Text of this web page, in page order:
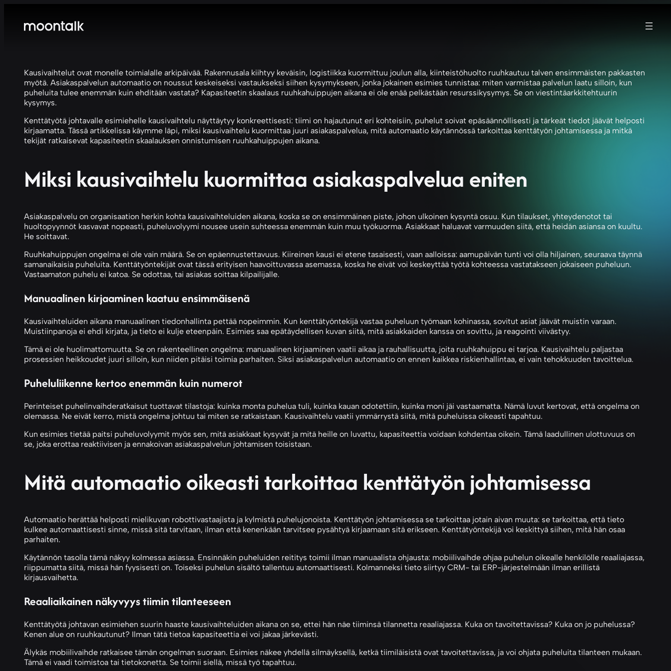
Kausivaihtelut ovat monelle toimialalle arkipäivää. Rakennusala kiihtyy keväisin, logistiikka kuormittuu joulun alla, kiinteistöhuolto ruuhkautuu talven ensimmäisten pakkasten
myötä. Asiakaspalvelun automaatio on noussut keskeiseksi vastaukseksi siihen kysymykseen, jonka jokainen esimies tunnistaa: miten varmistaa palvelun laatu silloin, kun
puheluita tulee enemmän kuin ehditään vastata? Kapasiteetin skaalaus ruuhkahuippujen aikana ei ole enää pelkästään resurssikysymys. Se on viestintäarkkitehtuurin
kysymys.
Kenttätyötä johtavalle esimiehelle kausivaihtelu näyttäytyy konkreettisesti: tiimi on hajautunut eri kohteisiin, puhelut soivat epäsäännöllisesti ja tärkeät tiedot jäävät helposti
kirjaamatta. Tässä artikkelissa käymme läpi, miksi kausivaihtelu kuormittaa juuri asiakaspalvelua, mitä automaatio käytännössä tarkoittaa kenttätyön johtamisessa ja mitkä
tekijät ratkaisevat kapasiteetin skaalauksen onnistumisen ruuhkahuippujen aikana.
Miksi kausivaihtelu kuormittaa asiakaspalvelua eniten
Asiakaspalvelu on organisaation herkin kohta kausivaihteluiden aikana, koska se on ensimmäinen piste, johon ulkoinen kysyntä osuu. Kun tilaukset, yhteydenotot tai
huoltopyynnöt kasvavat nopeasti, puheluvolyymi nousee usein suhteessa enemmän kuin muu työkuorma. Asiakkaat haluavat varmuuden siitä, että heidän asiansa on kuultu.
He soittavat.
Ruuhkahuippujen ongelma ei ole vain määrä. Se on epäennustettavuus. Kiireinen kausi ei etene tasaisesti, vaan aalloissa: aamupäivän tunti voi olla hiljainen, seuraava täynnä
samanaikaisia puheluita. Kenttätyöntekijät ovat tässä erityisen haavoittuvassa asemassa, koska he eivät voi keskeyttää työtä kohteessa vastatakseen jokaiseen puheluun.
Vastaamaton puhelu ei katoa. Se odottaa, tai asiakas soittaa kilpailijalle.
Manuaalinen kirjaaminen kaatuu ensimmäisenä
Kausivaihteluiden aikana manuaalinen tiedonhallinta pettää nopeimmin. Kun kenttätyöntekijä vastaa puheluun työmaan kohinassa, sovitut asiat jäävät muistin varaan.
Muistiinpanoja ei ehdi kirjata, ja tieto ei kulje eteenpäin. Esimies saa epätäydellisen kuvan siitä, mitä asiakkaiden kanssa on sovittu, ja reagointi viivästyy.
Tämä ei ole huolimattomuutta. Se on rakenteellinen ongelma: manuaalinen kirjaaminen vaatii aikaa ja rauhallisuutta, joita ruuhkahuippu ei tarjoa. Kausivaihtelu paljastaa
prosessien heikkoudet juuri silloin, kun niiden pitäisi toimia parhaiten. Siksi asiakaspalvelun automaatio on ennen kaikkea riskienhallintaa, ei vain tehokkuuden tavoittelua.
Puheluliikenne kertoo enemmän kuin numerot
Perinteiset puhelinvaihderatkaisut tuottavat tilastoja: kuinka monta puhelua tuli, kuinka kauan odotettiin, kuinka moni jäi vastaamatta. Nämä luvut kertovat, että ongelma on
olemassa. Ne eivät kerro, mistä ongelma johtuu tai miten se ratkaistaan. Kausivaihtelu vaatii ymmärrystä siitä, mitä puheluissa oikeasti tapahtuu.
Kun esimies tietää paitsi puheluvolyymit myös sen, mitä asiakkaat kysyvät ja mitä heille on luvattu, kapasiteettia voidaan kohdentaa oikein. Tämä laadullinen ulottuvuus on
se, joka erottaa reaktiivisen ja ennakoivan asiakaspalvelun johtamisen toisistaan.
Mitä automaatio oikeasti tarkoittaa kenttätyön johtamisessa
Automaatio herättää helposti mielikuvan robottivastaajista ja kylmistä puhelujonoista. Kenttätyön johtamisessa se tarkoittaa jotain aivan muuta: se tarkoittaa, että tieto
kulkee automaattisesti sinne, missä sitä tarvitaan, ilman että kenenkään tarvitsee pysähtyä kirjaamaan sitä erikseen. Kenttätyöntekijä voi keskittyä siihen, mitä hän osaa
parhaiten.
Käytännön tasolla tämä näkyy kolmessa asiassa. Ensinnäkin puheluiden reititys toimii ilman manuaalista ohjausta: mobiilivaihde ohjaa puhelun oikealle henkilölle reaaliajassa,
riippumatta siitä, missä hän fyysisesti on. Toiseksi puhelun sisältö tallentuu automaattisesti. Kolmanneksi tieto siirtyy CRM- tai ERP-järjestelmään ilman erillistä
kirjausvaihetta.
Reaaliaikainen näkyvyys tiimin tilanteeseen
Kenttätyötä johtavan esimiehen suurin haaste kausivaihteluiden aikana on se, ettei hän näe tiiminsä tilannetta reaaliajassa. Kuka on tavoitettavissa? Kuka on jo puhelussa?
Kenen alue on ruuhkautunut? Ilman tätä tietoa kapasiteettia ei voi jakaa järkevästi.
Älykäs mobiilivaihde ratkaisee tämän ongelman suoraan. Esimies näkee yhdellä silmäyksellä, ketkä tiimiläisistä ovat tavoitettavissa, ja voi ohjata puheluita tilanteen mukaan.
Tämä ei vaadi toimistoa tai tietokonetta. Se toimii siellä, missä työ tapahtuu.